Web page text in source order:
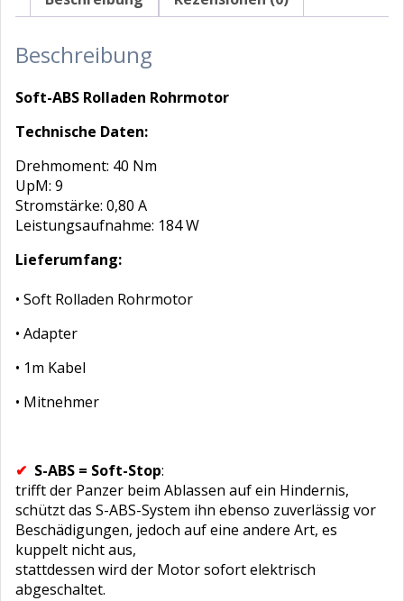
Beschreibung
Soft-ABS Rolladen Rohrmotor
Technische Daten:
Drehmoment: 40 Nm
UpM: 9
Stromstärke: 0,80 A
Leistungsaufnahme: 184 W
Lieferumfang:
• Soft Rolladen Rohrmotor
• Adapter
• 1m Kabel
• Mitnehmer
✔ S-ABS = Soft-Stop:
trifft der Panzer beim Ablassen auf ein Hindernis,
schützt das S-ABS-System ihn ebenso zuverlässig vor
Beschädigungen, jedoch auf eine andere Art, es
kuppelt nicht aus,
stattdessen wird der Motor sofort elektrisch
abgeschaltet.